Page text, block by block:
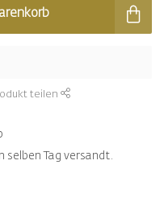
teilen
selben Tag versandt.